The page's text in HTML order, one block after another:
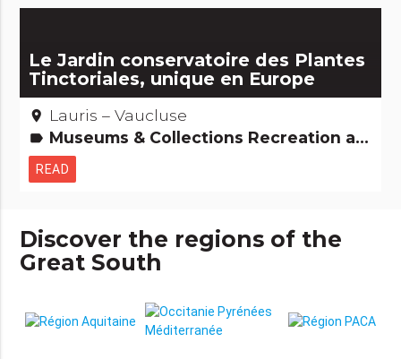
Le Jardin conservatoire des Plantes
Tinctoriales, unique en Europe
place Lauris – Vaucluse
label Museums & Collections Recreation and animal parks Natural curiosities
READ
Discover the regions of the
Great South